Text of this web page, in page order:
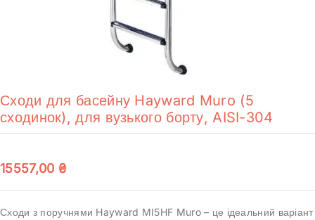
Сходи для басейну Hayward Muro (5
сходинок), для вузького борту, AISI-304
15557,00 ₴
Сходи з поручнями Hayward MI5HF Muro – це ідеальний варіант